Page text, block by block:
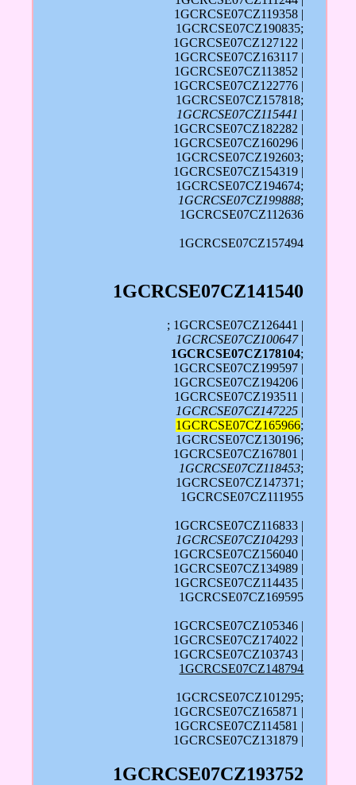
1GCRCSE07CZ119358 |
1GCRCSE07CZ190835;
1GCRCSE07CZ127122 |
1GCRCSE07CZ163117 |
1GCRCSE07CZ113852 |
1GCRCSE07CZ122776 |
1GCRCSE07CZ157818;
1GCRCSE07CZ115441 |
1GCRCSE07CZ182282 |
1GCRCSE07CZ160296 |
1GCRCSE07CZ192603;
1GCRCSE07CZ154319 |
1GCRCSE07CZ194674;
1GCRCSE07CZ199888;
1GCRCSE07CZ112636
1GCRCSE07CZ157494
1GCRCSE07CZ141540
; 1GCRCSE07CZ126441 |
1GCRCSE07CZ100647|
1GCRCSE07CZ178104;
1GCRCSE07CZ199597 |
1GCRCSE07CZ194206 |
1GCRCSE07CZ193511 |
1GCRCSE07CZ147225 |
1GCRCSE07CZ165966;
1GCRCSE07CZ130196;
1GCRCSE07CZ167801 |
1GCRCSE07CZ118453;
1GCRCSE07CZ147371;
1GCRCSE07CZ111955
1GCRCSE07CZ116833 |
1GCRCSE07CZ104293 |
1GCRCSE07CZ156040 |
1GCRCSE07CZ134989 |
1GCRCSE07CZ114435 |
1GCRCSE07CZ169595
1GCRCSE07CZ105346 |
1GCRCSE07CZ174022 |
1GCRCSE07CZ103743 |
1GCRCSE07CZ148794
1GCRCSE07CZ101295;
1GCRCSE07CZ165871 |
1GCRCSE07CZ114581 |
1GCRCSE07CZ131879 |
1GCRCSE07CZ193752